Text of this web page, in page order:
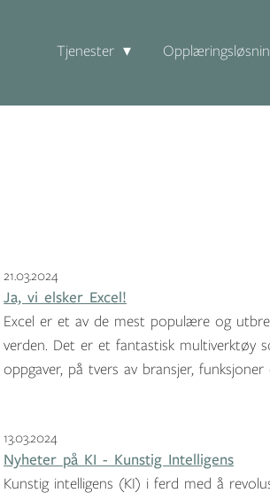
Tjenester
21.03.2024
Ja, vi elsker Excel!
Excel er et av de mest populære og
verden. Det er et fantastisk multiverktøy
oppgaver, på tvers av bransjer,
13.03.2024
Nyheter på KI - Kunstig Intelligens
Kunstig intelligens (KI) i ferd med å